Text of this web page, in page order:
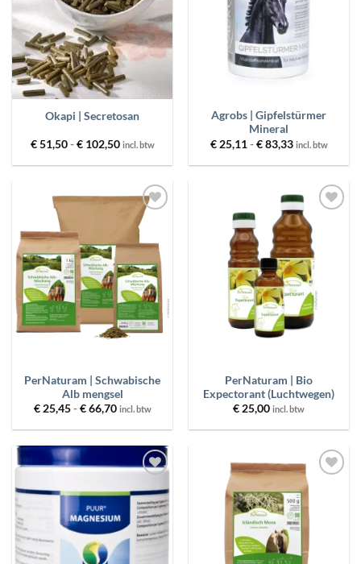
Okapi | Secretosan
€51,50 - €102,50Prijsklasse:
tot
incl. btw
Agrobs | Gipfelstürmer
Mineral
€25,11 - €83,33Prijsklasse:
tot
incl. btw
Toevoegen
aan
wenslijst
PerNaturam | Schwabische
Alb mengsel
€25,45 - €66,70Prijsklasse:
tot
incl. btw
Toevoegen
aan
wenslijst
PerNaturam | Bio
Expectorant (Luchtwegen)
€25,00 incl. btw
aan
wenslijst
Toevoegen
wenslijst